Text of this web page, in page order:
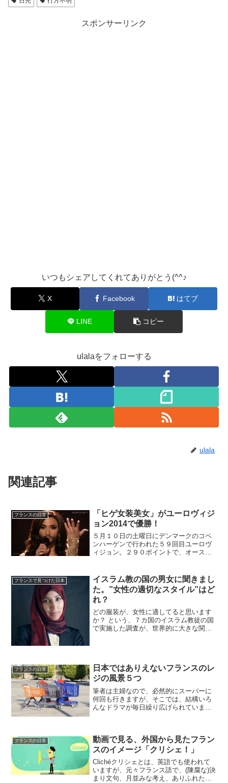
スポンサーリンク
いつもシェアしてくれてありがとう(^^♪
X Facebook はてブ
LINE コピー
ulalaをフォローする
ulala
関連記事
フランスの日常
「ヒゲ女装美女」がユーロヴィジ
ョン2014で優勝！
５月１０日の土曜日にデンマークのコペ
ンハーゲンで行われた５９回目ユーロヴ
ィジョン。２９０ポイントで、オースト
ム・ニューワース）２５歳が...
フランスで見つけた日本
イスラム教の国の男女に聞きまし
た。”女性の適切なスタイル”はど
れ？
どの服装が、女性に適してると思います
か？ という、７カ国のイスラム教徒の国
で実施した調査が、世界的に大きな関心
フランスの日常
日本ではありえないフランスのレ
ジの風景５つ
筆者は主婦なので、必然的にスーパーに
何回も行きますが、そこでは、結構いろ
んなドラマが毎日繰り広げられていま
レジに並んでいたら、ul...
フランスの日常
動画で見る、外国から見たフラン
スのイメージ「クリシェ！」
Clichéクリシェとは、英語でも使われて
いますが、元々フランス語で、(陳腐な)決
まり文句、月並みな考え、ありふれたも